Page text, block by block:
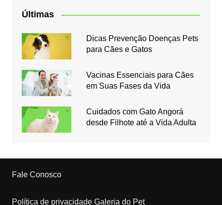
Últimas
Dicas Prevenção Doenças Pets
para Cães e Gatos
Vacinas Essenciais para Cães
em Suas Fases da Vida
Cuidados com Gato Angorá
desde Filhote até a Vida Adulta
Fale Conosco
Política de privacidade Galeria do Pet